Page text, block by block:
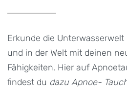
Erkunde die
und in der Welt mit deinen
Fähigkeiten. Hier auf
findest du dazu Apnoe-